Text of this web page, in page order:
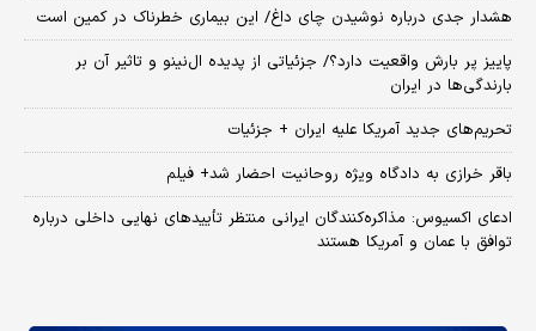
هشدار جدی درباره نوشیدن چای داغ/ این بیماری خطرناک در کمین است
پاییز پر بارش واقعیت دارد؟/ جزئیاتی از پدیده ال‌نینو و تاثیر آن بر
بارندگی‌ها در ایران
تحریم‌های جدید آمریکا علیه ایران + جزئیات
باقر خرازی به دادگاه ویژه روحانیت احضار شد+ فیلم
ادعای اکسیوس: مذاکره‌کنندگان ایرانی منتظر تأییدهای نهایی داخلی درباره
توافق با عمان و آمریکا هستند